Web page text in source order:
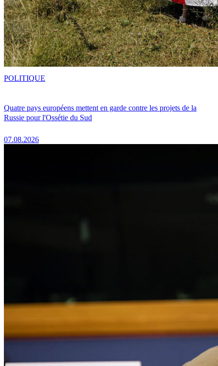
Quatre pays européens mettent en garde contre les projets de la
Russie pour l'Ossétie du Sud
07.08.2026
POLITIQUE